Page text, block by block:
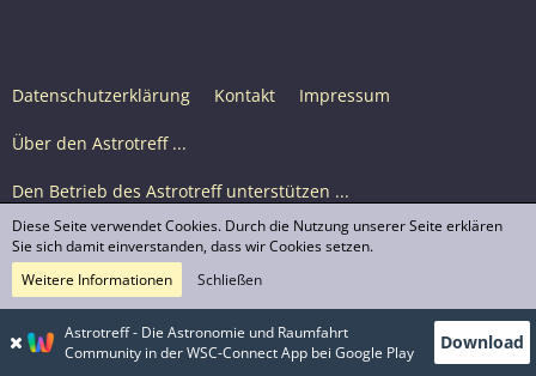
Datenschutzerklärung Kontakt Impressum
Über den Astrotreff ...
Den Betrieb des Astrotreff unterstützen ...
Nutzungsbedingungen
© Astrotreff 2001-2026, lizenziert unter CC BY-SA,
sofern für einzelne Inhalte nicht anders angegeben
Astrotreff - Die Astronomie und Raumfahrt
Community in der WSC-Connect App bei Google Play
Download
Diese Seite verwendet Cookies. Durch die Nutzung unserer Seite erklären
Sie sich damit einverstanden, dass wir Cookies setzen.
Weitere Informationen
Schließen